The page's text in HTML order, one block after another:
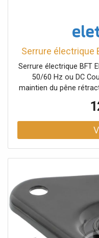
Serrure électrique
Serrure électrique BFT
50/60 Hz ou DC
maintien du pêne